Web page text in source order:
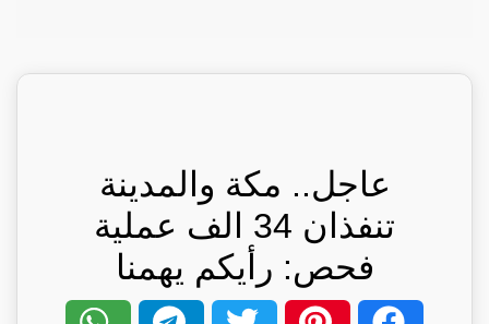
عاجل.. مكة والمدينة
تنفذان 34 الف عملية
فحص: رأيكم يهمنا